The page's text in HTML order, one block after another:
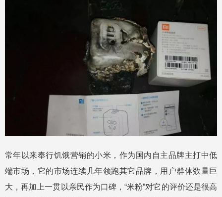
常年以来奉行饥饿营销的小米，作为国内自主品牌主打中低
端市场，它的市场连续几年领跑其它品牌，用户群体数量巨
大，再加上一贯以亲民作为口碑，“米粉”对它的评价还是很高